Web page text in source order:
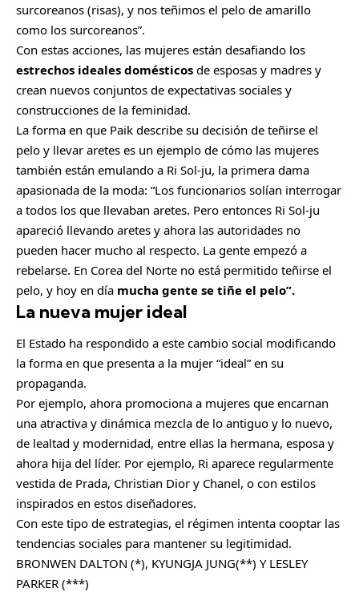
surcoreanos (risas), y nos teñimos el pelo de amarillo
como los surcoreanos”.
Con estas acciones, las mujeres están desafiando los
estrechos ideales domésticos de esposas y madres y
crean nuevos conjuntos de expectativas sociales y
construcciones de la feminidad.
La forma en que Paik describe su decisión de teñirse el
pelo y llevar aretes es un ejemplo de cómo las mujeres
también están emulando a Ri Sol-ju, la primera dama
apasionada de la moda: “Los funcionarios solían interrogar
a todos los que llevaban aretes. Pero entonces Ri Sol-ju
apareció llevando aretes y ahora las autoridades no
pueden hacer mucho al respecto. La gente empezó a
rebelarse. En Corea del Norte no está permitido teñirse el
pelo, y hoy en día mucha gente se tiñe el pelo”.
La nueva mujer ideal
El Estado ha respondido a este cambio social modificando
la forma en que presenta a la mujer “ideal” en su
propaganda.
Por ejemplo, ahora promociona a mujeres que encarnan
una atractiva y dinámica mezcla de lo antiguo y lo nuevo,
de lealtad y modernidad, entre ellas la hermana, esposa y
ahora hija del líder. Por ejemplo, Ri aparece regularmente
vestida de Prada, Christian Dior y Chanel, o con estilos
inspirados en estos diseñadores.
Con este tipo de estrategias, el régimen intenta cooptar las
tendencias sociales para mantener su legitimidad.
BRONWEN DALTON (*), KYUNGJA JUNG(**) Y LESLEY
PARKER (***)